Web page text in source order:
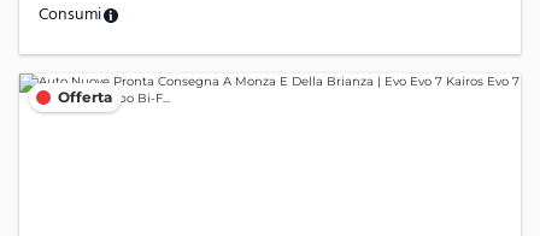
Consumi
Offerta